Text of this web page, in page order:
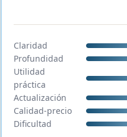
Claridad
Profundidad
Utilidad
práctica
Actualización
Calidad-precio
Dificultad